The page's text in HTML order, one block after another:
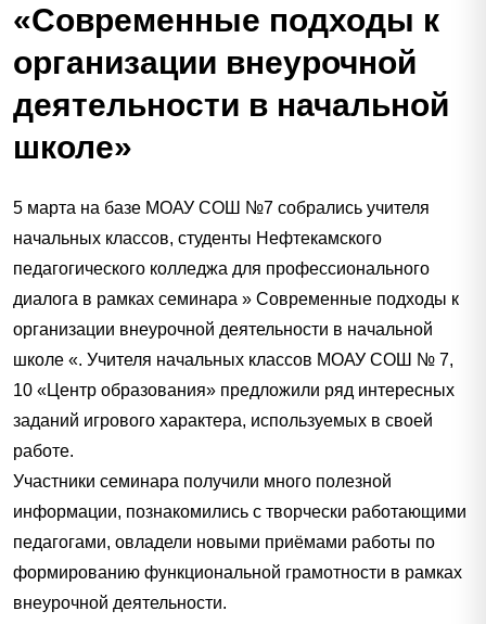
«Современные подходы к
организации внеурочной
деятельности в начальной
школе»
5 марта на базе МОАУ СОШ №7 собрались учителя
начальных классов, студенты Нефтекамского
педагогического колледжа для профессионального
диалога в рамках семинара » Современные подходы к
организации внеурочной деятельности в начальной
школе «. Учителя начальных классов МОАУ СОШ № 7,
10 «Центр образования» предложили ряд интересных
заданий игрового характера, используемых в своей
работе.
Участники семинара получили много полезной
информации, познакомились с творчески работающими
педагогами, овладели новыми приёмами работы по
формированию функциональной грамотности в рамках
внеурочной деятельности.